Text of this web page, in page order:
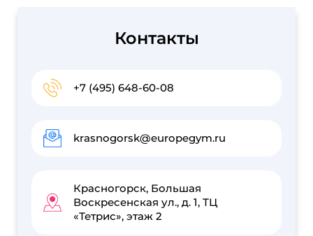
Контакты
+7 (495) 648-60-08
krasnogorsk@europegym.ru
Красногорск, Большая
Воскресенская ул., д. 1, ТЦ
«Тетрис», этаж 2